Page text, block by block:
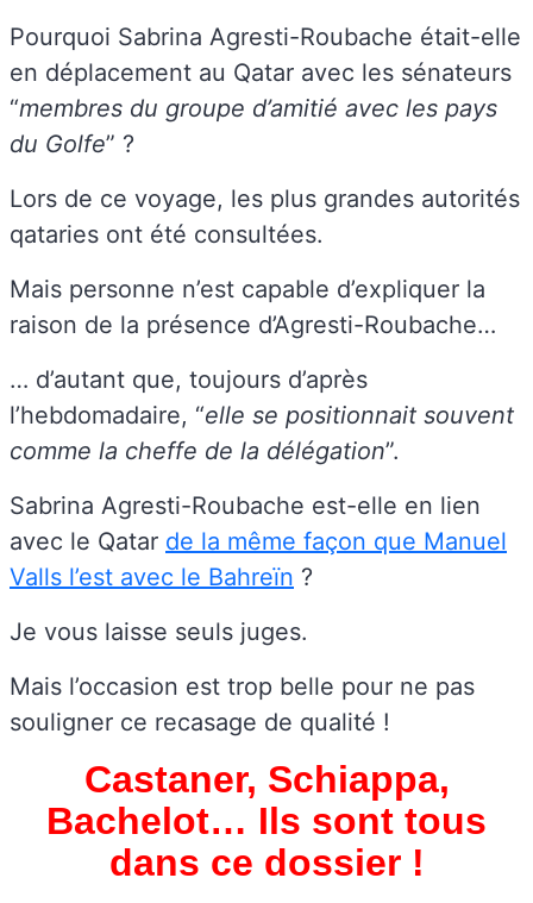
Pourquoi Sabrina Agresti-Roubache était-elle
en déplacement au Qatar avec les sénateurs
“membres du groupe d’amitié avec les pays
du Golfe” ?
Lors de ce voyage, les plus grandes autorités
qataries ont été consultées.
Mais personne n’est capable d’expliquer la
raison de la présence d’Agresti-Roubache…
… d’autant que, toujours d’après
l’hebdomadaire, “elle se positionnait souvent
comme la cheffe de la délégation”.
Sabrina Agresti-Roubache est-elle en lien
avec le Qatar de la même façon que Manuel
Valls l’est avec le Bahreïn ?
Je vous laisse seuls juges.
Mais l’occasion est trop belle pour ne pas
souligner ce recasage de qualité !
Castaner, Schiappa,
Bachelot… Ils sont tous
dans ce dossier !